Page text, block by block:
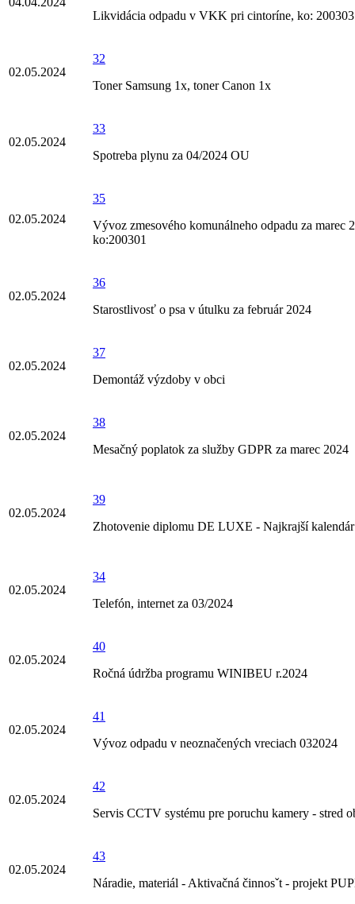
Likvidácia odpadu v VKK pri cintoríne, ko:
02.05.2024
32
Toner Samsung 1x, toner Canon 1x
02.05.2024
33
Spotreba plynu za 04/2024 OU
02.05.2024
35
Vývoz zmesového komunálneho odpadu za marec
ko:200301
02.05.2024
36
Starostlivosť o psa v útulku za február 2024
02.05.2024
37
Demontáž výzdoby v obci
02.05.2024
38
Mesačný poplatok za služby GDPR za marec 2024
02.05.2024
39
Zhotovenie diplomu DE LUXE - Najkrajší
02.05.2024
34
Telefón, internet za 03/2024
02.05.2024
40
Ročná údržba programu WINIBEU r.2024
02.05.2024
41
Vývoz odpadu v neoznačených vreciach 032024
02.05.2024
42
Servis CCTV systému pre poruchu kamery - stred
02.05.2024
43
Náradie, materiál - Aktivačná činnosˇt - projekt